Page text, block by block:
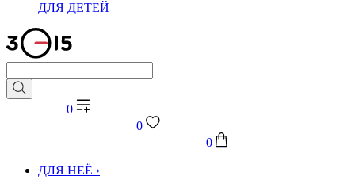
ДЛЯ ДЕТЕЙ
0
0
0
ДЛЯ НЕЁ ›